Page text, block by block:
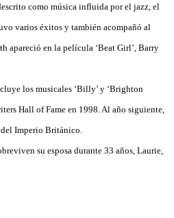
como música influida por el jazz, el
varios éxitos y también acompañó al
apareció en la película ‘Beat Girl’, Barry
los musicales ‘Billy’ y ‘Brighton
Hall of Fame en 1998. Al año siguiente,
Imperio Británico.
su esposa durante 33 años, Laurie,